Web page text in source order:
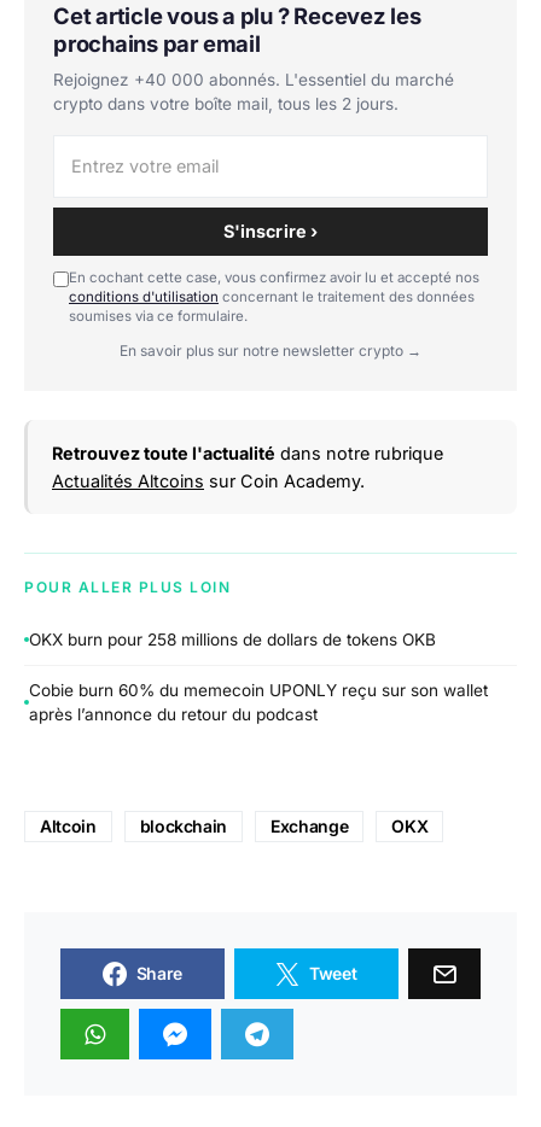
Cet article vous a plu ? Recevez les
prochains par email
Rejoignez +40 000 abonnés. L'essentiel du marché
crypto dans votre boîte mail, tous les 2 jours.
S'inscrire ›
En cochant cette case, vous confirmez avoir lu et accepté nos
conditions d'utilisation concernant le traitement des données
soumises via ce formulaire.
En savoir plus sur notre newsletter crypto →
Retrouvez toute l'actualité dans notre rubrique
Actualités Altcoins sur Coin Academy.
POUR ALLER PLUS LOIN
OKX burn pour 258 millions de dollars de tokens OKB
Cobie burn 60% du memecoin UPONLY reçu sur son wallet
après l’annonce du retour du podcast
Altcoin blockchain Exchange OKX
Share Tweet